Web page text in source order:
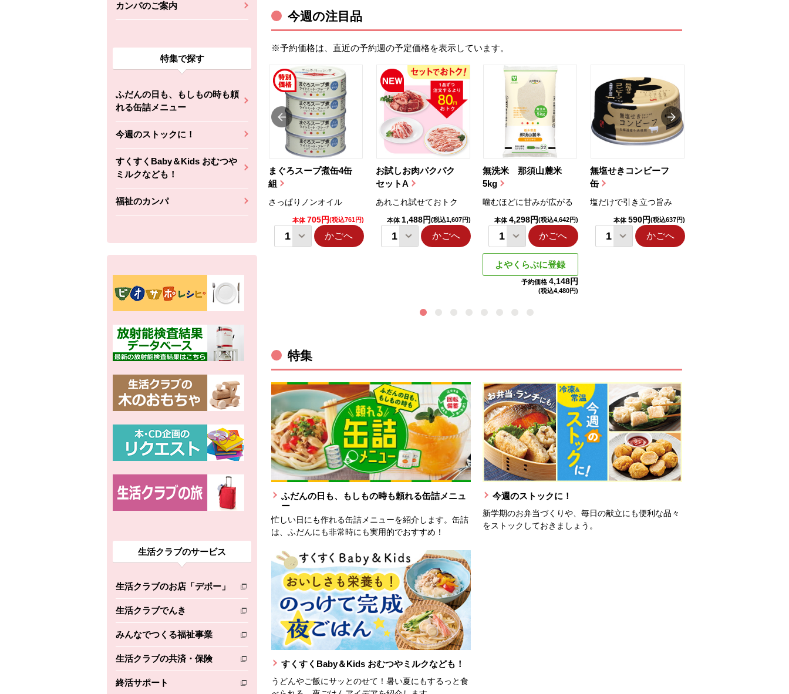
カンパのご案内
特集で探す
ふだんの日も、もしもの時も頼
れる缶詰メニュー
今週のストックに！
すくすくBaby＆Kids おむつや
ミルクなども！
福祉のカンパ
生活クラブのサービス
生活クラブのお店「デポー」
別のウィンドウで開きます。
生活クラブでんき
別のウィンドウで開きます。
みんなでつくる福祉事業
別のウィンドウで開きます。
生活クラブの共済・保険
別のウィンドウで開きます。
終活サポート
別のウィンドウで開きます。
今週の注目品
※予約価格は、直近の予約週の予定価格を表示しています。
まぐろスープ煮缶4缶
組
さっぱりノンオイル
本体 705円(税込761円)
かごへ
お試しお肉パクパク
セットA
あれこれ試せておトク
本体 1,488円(税込1,607円)
かごへ
無洗米 那須山麓米
5kg
噛むほどに甘みが広がる
本体 4,298円(税込4,642円)
かごへ
よやくらぶに登録
予約価格 4,148円
(税込4,480円)
無塩せきコンビーフ
缶
塩だけで引き立つ旨み
本体 590円(税込637円)
かごへ
ちょこっと揚げ（香
えびの風味がぶわっ！
バルサミコ
コク深くフルーティー
特集
ふだんの日も、もしもの時も頼れる缶詰メニュ
ー
忙しい日にも作れる缶詰メニューを紹介します。缶詰
は、ふだんにも非常時にも実用的でおすすめ！
今週のストックに！
新学期のお弁当づくりや、毎日の献立にも便利な品々
をストックしておきましょう。
すくすくBaby＆Kids おむつやミルクなども！
うどんやご飯にサッとのせて！暑い夏にもするっと食